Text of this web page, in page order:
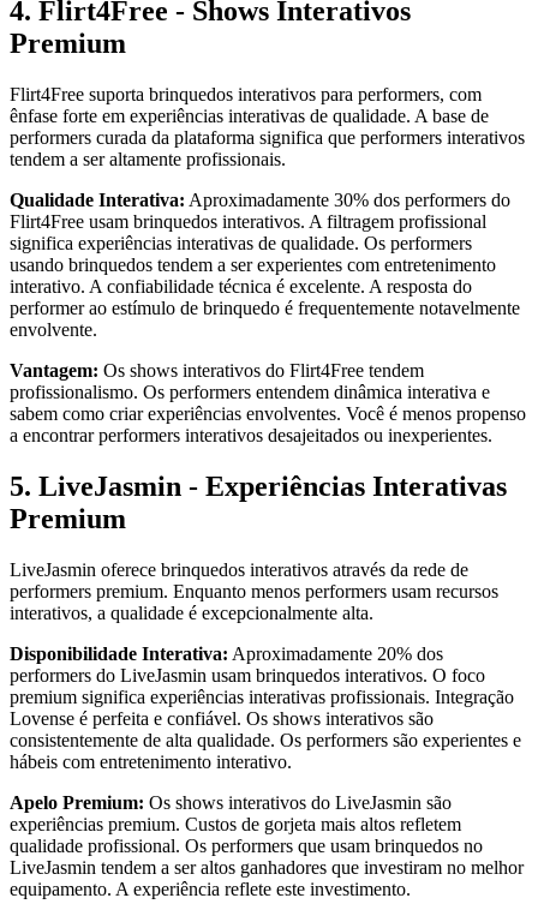
4. Flirt4Free - Shows Interativos
Premium
Flirt4Free suporta brinquedos interativos para performers, com
ênfase forte em experiências interativas de qualidade. A base de
performers curada da plataforma significa que performers interativos
tendem a ser altamente profissionais.
Qualidade Interativa: Aproximadamente 30% dos performers do
Flirt4Free usam brinquedos interativos. A filtragem profissional
significa experiências interativas de qualidade. Os performers
usando brinquedos tendem a ser experientes com entretenimento
interativo. A confiabilidade técnica é excelente. A resposta do
performer ao estímulo de brinquedo é frequentemente notavelmente
envolvente.
Vantagem: Os shows interativos do Flirt4Free tendem
profissionalismo. Os performers entendem dinâmica interativa e
sabem como criar experiências envolventes. Você é menos propenso
a encontrar performers interativos desajeitados ou inexperientes.
5. LiveJasmin - Experiências Interativas
Premium
LiveJasmin oferece brinquedos interativos através da rede de
performers premium. Enquanto menos performers usam recursos
interativos, a qualidade é excepcionalmente alta.
Disponibilidade Interativa: Aproximadamente 20% dos
performers do LiveJasmin usam brinquedos interativos. O foco
premium significa experiências interativas profissionais. Integração
Lovense é perfeita e confiável. Os shows interativos são
consistentemente de alta qualidade. Os performers são experientes e
hábeis com entretenimento interativo.
Apelo Premium: Os shows interativos do LiveJasmin são
experiências premium. Custos de gorjeta mais altos refletem
qualidade profissional. Os performers que usam brinquedos no
LiveJasmin tendem a ser altos ganhadores que investiram no melhor
equipamento. A experiência reflete este investimento.